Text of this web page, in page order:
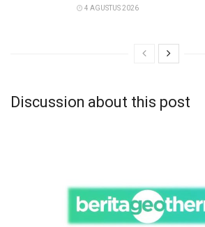
4 AGUSTUS 2026
Discussion about this post